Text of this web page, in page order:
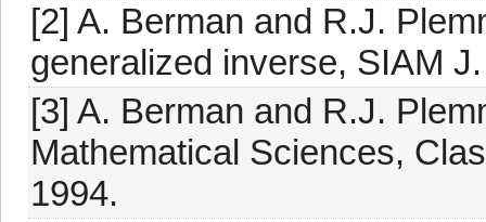
[2] A. Berman and R.J.
generalized inverse, SIAM
[3] A. Berman and R.J.
Mathematical Sciences,
1994.